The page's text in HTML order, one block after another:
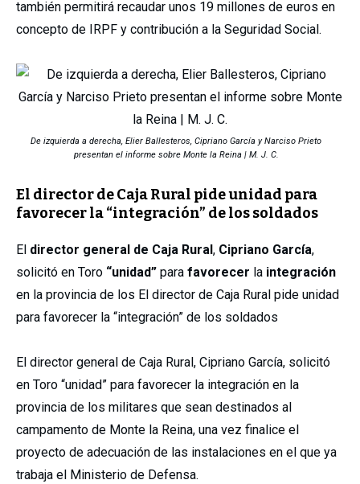
también permitirá recaudar unos 19 millones de euros en
concepto de IRPF y contribución a la Seguridad Social.
De izquierda a derecha, Elier Ballesteros, Cipriano García y Narciso Prieto
presentan el informe sobre Monte la Reina | M. J. C.
El director de Caja Rural pide unidad para
favorecer la “integración” de los soldados
El director general de Caja Rural, Cipriano García,
solicitó en Toro “unidad” para favorecer la integración
en la provincia de los El director de Caja Rural pide unidad
para favorecer la “integración” de los soldados
El director general de Caja Rural, Cipriano García, solicitó
en Toro “unidad” para favorecer la integración en la
provincia de los militares que sean destinados al
campamento de Monte la Reina, una vez finalice el
proyecto de adecuación de las instalaciones en el que ya
trabaja el Ministerio de Defensa.